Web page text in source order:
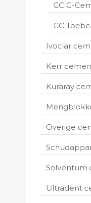
GC G-
GC
Ivoclar
Kerr
Kuraray
Overige
Solventum
Ultradent